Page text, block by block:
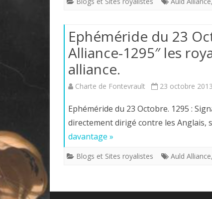
Ephéméride du 23
Alliance-1295″ les
alliance.
Charte de Fontevrault 23 octobre 2013
Ephéméride du 23 Octobre. 1295 :
directement dirigé contre les Anglais,
davantage »
Blogs et Sites royalistes Auld Alliance,